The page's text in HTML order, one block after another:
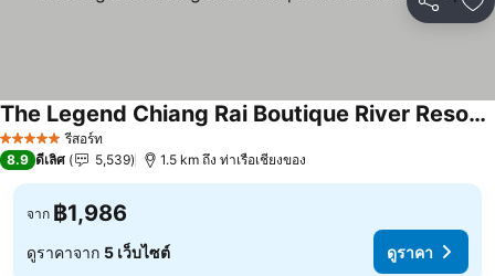
แชร์ เ
5 ดาว รีสอร์ท
The Legend Chiang Rai Boutique River Resort & Spa
8.9 ดีเลิศ 5,539 1.5 km ถึง ท่าเรือเชียงของ
จาก ฿1,986
ดูราคาจาก 5 เว็บไซต์ ดูราคา